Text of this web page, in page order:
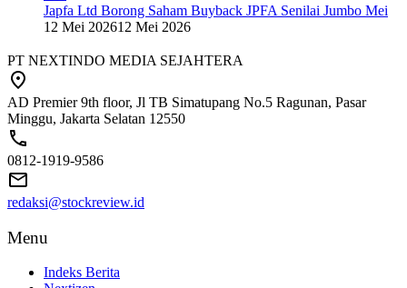
Japfa Ltd Borong Saham Buyback JPFA Senilai Jumbo Mei
12 Mei 202612 Mei 2026
PT NEXTINDO MEDIA SEJAHTERA
AD Premier 9th floor, Jl TB Simatupang No.5 Ragunan, Pasar
Minggu, Jakarta Selatan 12550
0812-1919-9586
redaksi@stockreview.id
Menu
Indeks Berita